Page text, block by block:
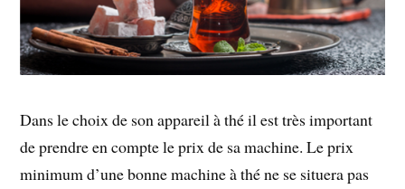
Dans le choix de son appareil à thé il est très important
de prendre en compte le prix de sa machine. Le prix
minimum d’une bonne machine à thé ne se situera pas